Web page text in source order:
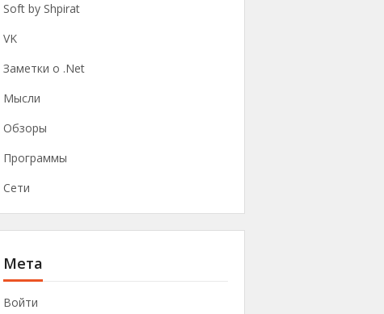
Soft by Shpirat
VK
Заметки о .Net
Мысли
Обзоры
Программы
Сети
Мета
Войти